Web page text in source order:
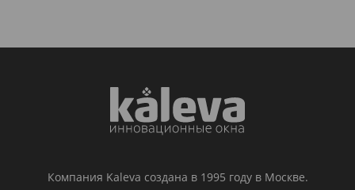
Компания Kaleva создана в 1995 году в Москве.